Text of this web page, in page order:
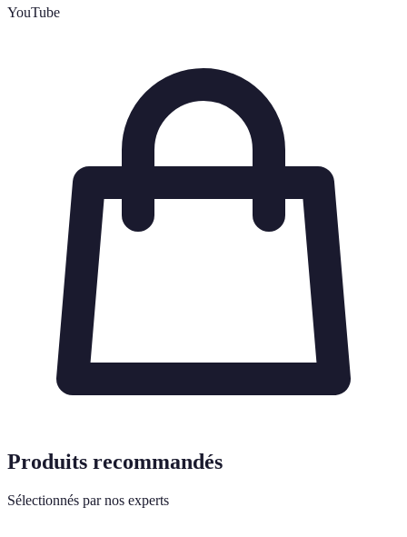
YouTube
Produits recommandés
Sélectionnés par nos experts